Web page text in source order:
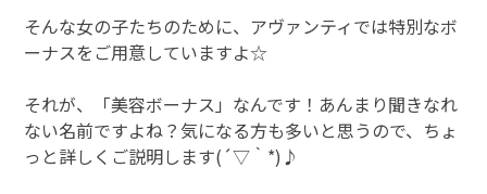
そんな女の子たちのために、アヴァンティでは特別なボ
ーナスをご用意していますよ☆
それが、「美容ボーナス」なんです！あんまり聞きなれ
ない名前ですよね？気になる方も多いと思うので、ちょ
っと詳しくご説明します(´▽｀*)♪